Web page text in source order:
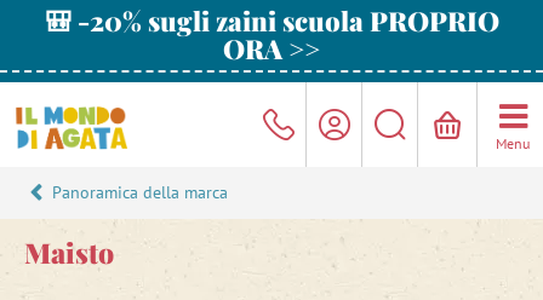
🎒 -20% sugli zaini scuola PROPRIO
ORA >>
Menu
Panoramica della marca
Maisto